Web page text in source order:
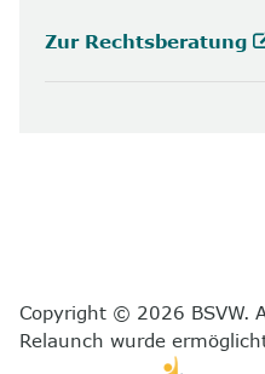
Zur Rechtsberatung
Copyright © 2026
Relaunch wurde